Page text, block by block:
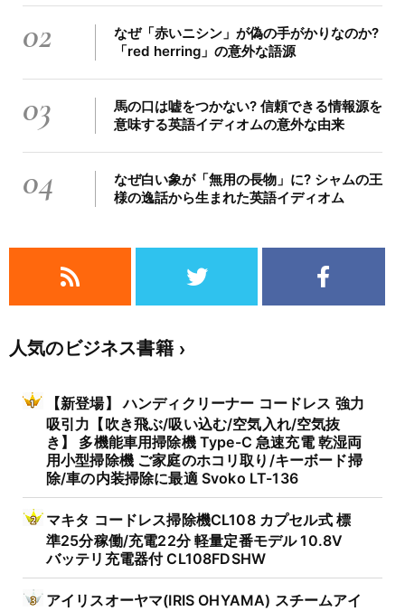
02
なぜ「赤いニシン」が偽の手がかりなのか?
「red herring」の意外な語源
03
馬の口は嘘をつかない? 信頼できる情報源を
意味する英語イディオムの意外な由来
04
なぜ白い象が「無用の長物」に? シャムの王
様の逸話から生まれた英語イディオム
人気のビジネス書籍
【新登場】 ハンディクリーナー コードレス 強力
吸引力【吹き飛ぶ/吸い込む/空気入れ/空気抜
き】 多機能車用掃除機 Type-C 急速充電 乾湿両
用小型掃除機 ご家庭のホコリ取り/キーボード掃
除/車の内装掃除に最適 Svoko LT-136
マキタ コードレス掃除機CL108 カプセル式 標
準25分稼働/充電22分 軽量定番モデル 10.8V
バッテリ充電器付 CL108FDSHW
アイリスオーヤマ(IRIS OHYAMA) スチームアイ